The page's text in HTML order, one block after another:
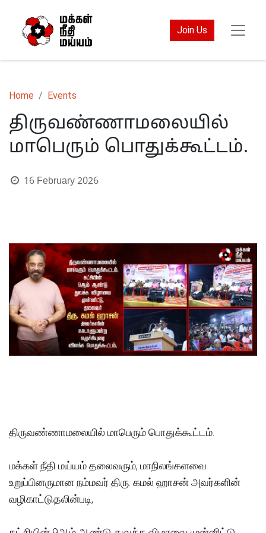
Join Us
Home Events
திருவண்ணாமலையில்
மாபெரும் பொதுக்கூட்டம்.
16 February 2026
திருவண்ணாமலையில் மாபெரும் பொதுக்கூட்டம்.
மக்கள் நீதி மய்யம் தலைவரும், மாநிலங்களவை
உறுப்பினருமான நம்மவர் திரு. கமல் ஹாசன் அவர்களின்
வழிகாட்டுதலின்படி,